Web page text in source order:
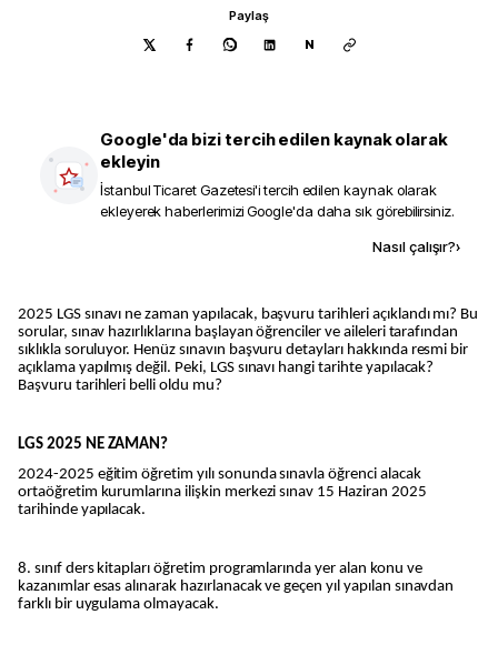
Paylaş
N
Google'da bizi tercih edilen kaynak olarak
ekleyin
İstanbul Ticaret Gazetesi'i tercih edilen kaynak olarak
ekleyerek haberlerimizi Google'da daha sık görebilirsiniz.
Nasıl çalışır?›
2025 LGS sınavı ne zaman yapılacak, başvuru tarihleri açıklandı mı? Bu
sorular, sınav hazırlıklarına başlayan öğrenciler ve aileleri tarafından
sıklıkla soruluyor. Henüz sınavın başvuru detayları hakkında resmi bir
açıklama yapılmış değil. Peki, LGS sınavı hangi tarihte yapılacak?
Başvuru tarihleri belli oldu mu?
LGS 2025 NE ZAMAN?
2024-2025 eğitim öğretim yılı sonunda sınavla öğrenci alacak
ortaöğretim kurumlarına ilişkin merkezi sınav 15 Haziran 2025
tarihinde yapılacak.
8. sınıf ders kitapları öğretim programlarında yer alan konu ve
kazanımlar esas alınarak hazırlanacak ve geçen yıl yapılan sınavdan
farklı bir uygulama olmayacak.